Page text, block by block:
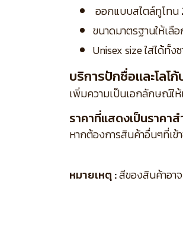
ออกแบบสไตล์ทูโทน
ขนาดมาตรฐานให้เ
Unisex size ใส่ได้ทั้
บริการปักชื่อและโลโ
เพิ่มความเป็นเอกลักษณ์ใ
ราคาที่แสดงเป็นราคาส
หากต้องการสินค้าอื่นๆที่เ
หมายเหตุ :สีของสินค้าอา